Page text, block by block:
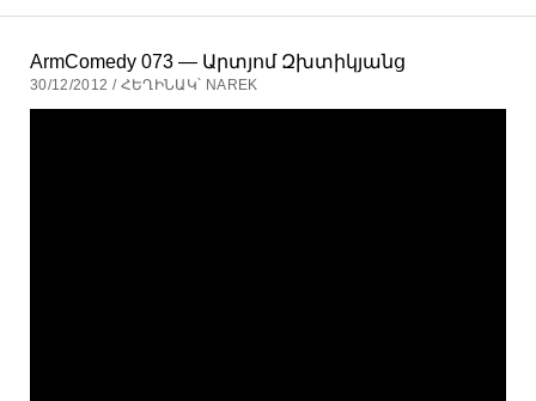
ArmComedy 073 — Արտյոմ Զխտիկյանց
30/12/2012 / ՀԵՂԻՆԱԿ՝ NAREK